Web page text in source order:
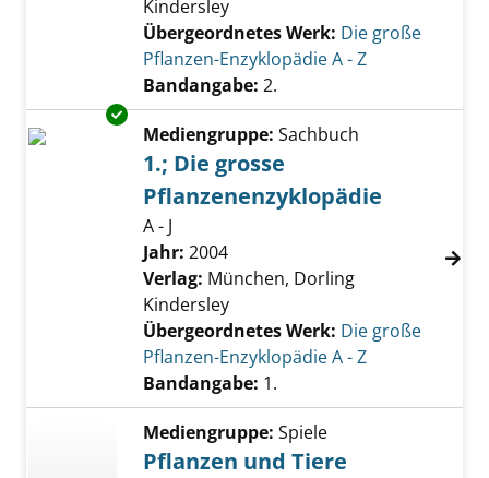
Kindersley
Übergeordnetes Werk: Die große
Pflanzen-Enzyklopädie A - Z
Bandangabe: 2.
Exemplar-Details von 1.; Die grosse
Mediengruppe: Sachbuch
1.; Die grosse
Pflanzenenzyklopädie
A - J
Suche nach diesem Verfasser
Jahr: 2004
Verlag: München, Dorling
Kindersley
Übergeordnetes Werk: Die große
Pflanzen-Enzyklopädie A - Z
Bandangabe: 1.
Mediengruppe: Spiele
Pflanzen und Tiere